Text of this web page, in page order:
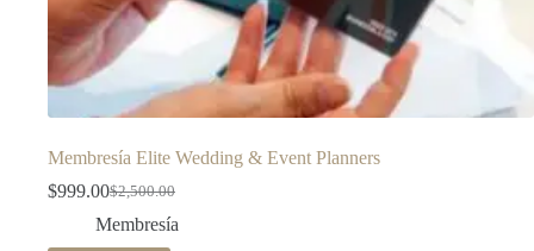
Membresía Elite Wedding & Event Planners
$2,500.00
$999.00
Membresía